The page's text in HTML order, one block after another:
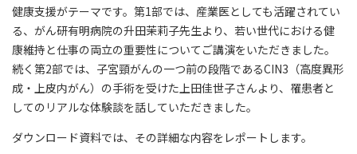
健康支援がテーマです。第1部では、産業医としても活躍されてい
る、がん研有明病院の升田茉莉子先生より、若い世代における健
康維持と仕事の両立の重要性についてご講演をいただきました。
続く第2部では、子宮頸がんの一つ前の段階であるCIN3（高度異形
成・上皮内がん）の手術を受けた上田佳世子さんより、罹患者と
してのリアルな体験談を話していただきました。
ダウンロード資料では、その詳細な内容をレポートします。